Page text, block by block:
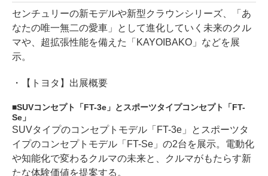
センチュリーの新モデルや新型クラウンシリーズ、「あ
なたの唯一無二の愛車」として進化していく未来のクル
マや、超拡張性能を備えた「KAYOIBAKO」などを展
示。
・ 【トヨタ】出展概要
SUVコンセプト「FT-3e」とスポーツタイプコンセプト「FT-
Se」
SUVタイプのコンセプトモデル「FT-3e」とスポーツタ
イプのコンセプトモデル「FT-Se」の2台を展示。電動化
や知能化で変わるクルマの未来と、クルマがもたらす新
たな体験価値を提案する。